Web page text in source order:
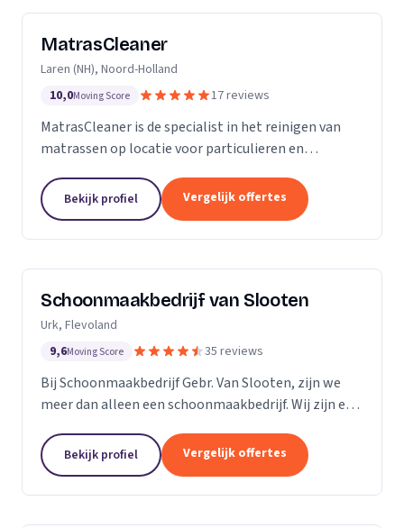
MatrasCleaner
Laren (NH), Noord-Holland
10,0Moving Score 17 reviews
MatrasCleaner is de specialist in het reinigen van
matrassen op locatie voor particulieren en
desinfectie van de matrassen wordt alle vervuiling...
Bekijk profiel Vergelijk offertes
Schoonmaakbedrijf van Slooten
Urk, Flevoland
9,6Moving Score 35 reviews
Bij Schoonmaakbedrijf Gebr. Van Slooten, zijn we
meer dan alleen een schoonmaakbedrijf. Wij zijn een
om uw omgeving schoon, fris en gastvrij te...
Bekijk profiel Vergelijk offertes